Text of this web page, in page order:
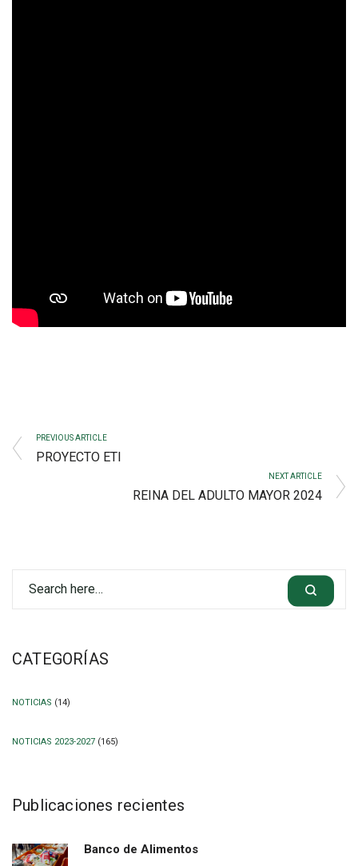
PREVIOUS ARTICLE
PROYECTO ETI
NEXT ARTICLE
REINA DEL ADULTO MAYOR 2024
CATEGORÍAS
NOTICIAS (14)
NOTICIAS 2023-2027 (165)
Publicaciones recientes
Banco de Alimentos